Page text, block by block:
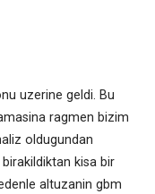
uzerine geldi. Bu
ragmen bizim
oldugundan
kisa bir
altuzanin gbm